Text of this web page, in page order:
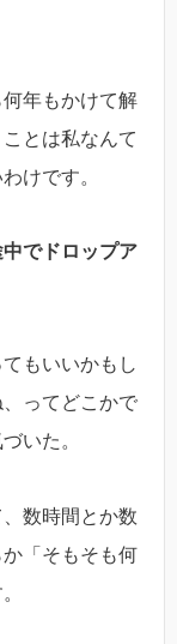
年もかけて解
とは私なんて
けです。
でドロップア
もいいかもし
ってどこかで
いた。
数時間とか数
「そもそも何